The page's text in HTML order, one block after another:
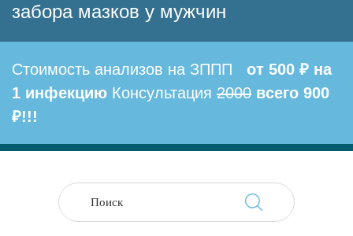
забора мазков у мужчин
Стоимость анализов на ЗППП
от 500 ₽ на
1 инфекцию Консультация 2000 всего 900
₽!!!